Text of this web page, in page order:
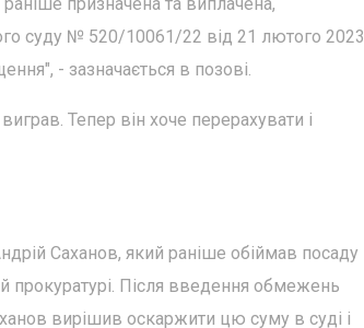
суду № 520/10061/22 від 21 лютого 2023
- зазначається в позові.
Тепер він хоче перерахувати і
Саханов, який раніше обіймав посаду
прокуратурі. Після введення обмежень
вирішив оскаржити цю суму в суді і